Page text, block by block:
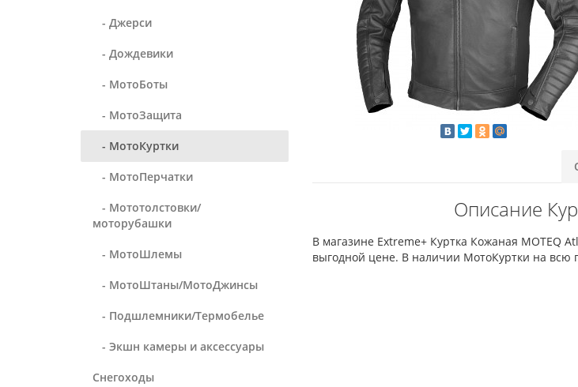
- Джерси
- Дождевики
- МотоБоты
- МотоЗащита
- МотоКуртки
- МотоПерчатки
- Мототолстовки/
моторубашки
- МотоШлемы
- МотоШтаны/МотоДжинсы
- Подшлемники/Термобелье
- Экшн камеры и аксессуары
Снегоходы
Описание
В магазине Extreme+ Куртка Кожаная MOTEQ
выгодной цене. В наличии МотоКуртки на всю